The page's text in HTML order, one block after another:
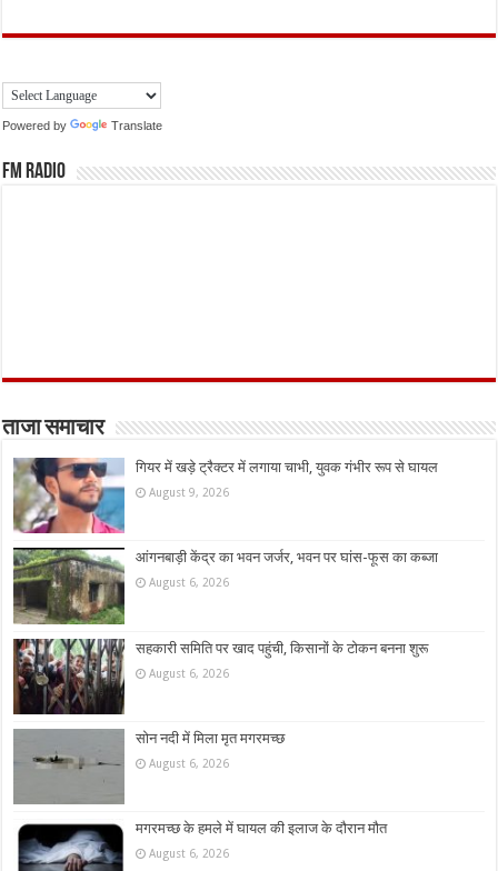
Powered by Translate
FM Radio
ताजा समाचार
गियर में खड़े ट्रैक्टर में लगाया चाभी, युवक गंभीर रूप से घायल
August 9, 2026
आंगनबाड़ी केंद्र का भवन जर्जर, भवन पर घांस-फूस का कब्जा
August 6, 2026
सहकारी समिति पर खाद पहुंची, किसानों के टोकन बनना शुरू
August 6, 2026
सोन नदी में मिला मृत मगरमच्छ
August 6, 2026
मगरमच्छ के हमले में घायल की इलाज के दौरान मौत
August 6, 2026